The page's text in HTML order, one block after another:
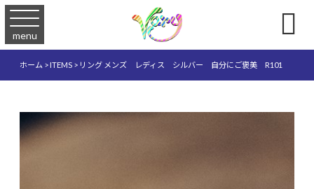
menu 
ホーム>ITEMS> リング メンズ レディス シルバー 自分にご褒美 R101